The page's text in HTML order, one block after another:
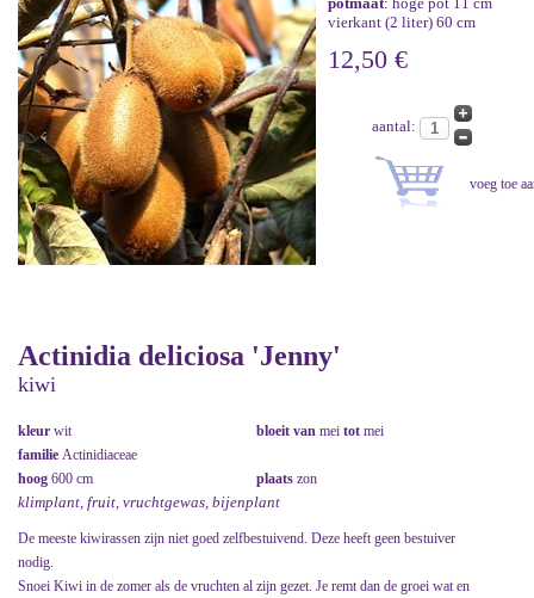
vierkant (2 liter) 60 cm
12,50 €
aantal:
Actinidia deliciosa 'Jenny'
kiwi
kleur wit bloeit van mei tot mei
familie Actinidiaceae
hoog 600 cm plaats zon
klimplant, fruit, vruchtgewas, bijenplant
De meeste kiwirassen zijn niet goed zelfbestuivend. Deze heeft geen bestuiver
nodig.
Snoei Kiwi in de zomer als de vruchten al zijn gezet. Je remt dan de groei wat en